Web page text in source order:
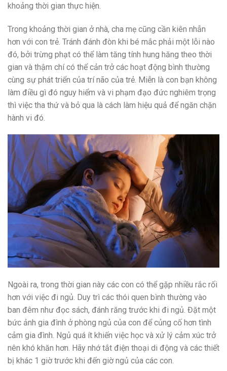
khoảng thời gian thực hiện.
Trong khoảng thời gian ở nhà, cha mẹ cũng cần kiên nhẫn
hơn với con trẻ. Tránh đánh đòn khi bé mắc phải một lỗi nào
đó, bởi trừng phạt có thể làm tăng tính hung hăng theo thời
gian và thậm chí có thể cản trở các hoạt động bình thường
cùng sự phát triển của trí não của trẻ. Miễn là con bạn không
làm điều gì đó nguy hiểm và vi phạm đạo đức nghiêm trọng
thì việc tha thứ và bỏ qua là cách làm hiệu quả để ngăn chặn
hành vi đó.
Ngoài ra, trong thời gian này các con có thể gặp nhiều rắc rối
hơn với việc đi ngủ. Duy trì các thói quen bình thường vào
ban đêm như đọc sách, đánh răng trước khi đi ngủ. Đặt một
bức ảnh gia đình ở phòng ngủ của con để củng cố hơn tình
cảm gia đình. Ngủ quá ít khiến việc học và xử lý cảm xúc trở
nên khó khăn hơn. Hãy nhớ tắt điện thoại di động và các thiết
bị khác 1 giờ trước khi đến giờ ngủ của các con.